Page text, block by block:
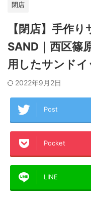
閉店
【閉店】手作
SAND｜西区篠
用したサンドイ
2022年9月2日
Post
Pocket
LINE